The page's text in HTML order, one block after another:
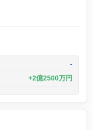
-
2億2500万円